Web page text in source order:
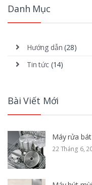
Danh Mục
Hướng dẫn (28)
Tin tức(14)
Bài Viết Mới
Máy rửa
22 Tháng 6,